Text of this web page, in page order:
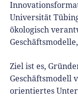
Bin ich ein
Businessplan-
Finanzplan
Firma gründen:
Rechtsform
GmbH gründen
6 Tipps zum
Universität
ökologisch
Ziel ist es,
Geschäftsmodell
orientiertes